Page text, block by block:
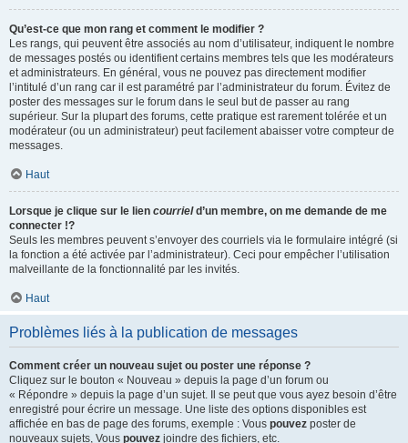
Qu’est-ce que mon rang et comment le modifier ?
Les rangs, qui peuvent être associés au nom d’utilisateur, indiquent le nombre
de messages postés ou identifient certains membres tels que les modérateurs
et administrateurs. En général, vous ne pouvez pas directement modifier
l’intitulé d’un rang car il est paramétré par l’administrateur du forum. Évitez de
poster des messages sur le forum dans le seul but de passer au rang
supérieur. Sur la plupart des forums, cette pratique est rarement tolérée et un
modérateur (ou un administrateur) peut facilement abaisser votre compteur de
messages.
Haut
Lorsque je clique sur le lien courrield’un membre, on me demande de me
connecter !?
Seuls les membres peuvent s’envoyer des courriels via le formulaire intégré (si
la fonction a été activée par l’administrateur). Ceci pour empêcher l’utilisation
malveillante de la fonctionnalité par les invités.
Haut
Problèmes liés à la publication de messages
Comment créer un nouveau sujet ou poster une réponse ?
Cliquez sur le bouton « Nouveau » depuis la page d’un forum ou
« Répondre » depuis la page d’un sujet. Il se peut que vous ayez besoin d’être
enregistré pour écrire un message. Une liste des options disponibles est
affichée en bas de page des forums, exemple : Vous pouvez poster de
nouveaux sujets, Vous pouvez joindre des fichiers, etc.